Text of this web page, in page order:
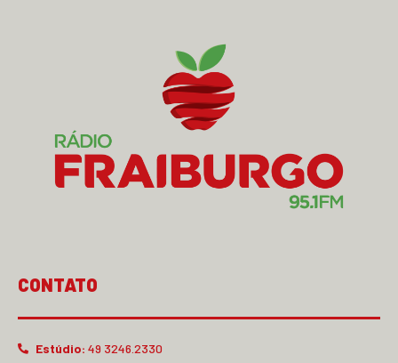
CONTATO
Estúdio: 49 3246.2330